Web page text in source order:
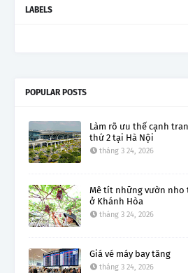
LABELS
POPULAR POSTS
Làm rõ ưu thế cạnh
thứ 2 tại Hà Nội
tháng 3 24, 2026
Mê tít những vườn
ở Khánh Hòa
tháng 3 24, 2026
Giá vé máy bay tăng
tháng 3 24, 2026